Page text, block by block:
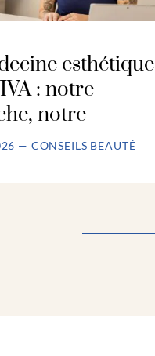
esthétique
: notre
notre
— CONSEILS BEAUTÉ